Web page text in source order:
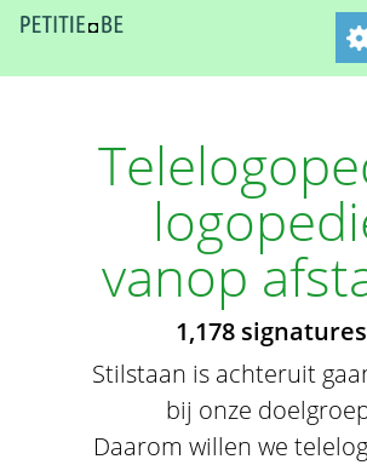
vanop
1,178 signatures
Stilstaan is achteruit
bij onze
Daarom willen we